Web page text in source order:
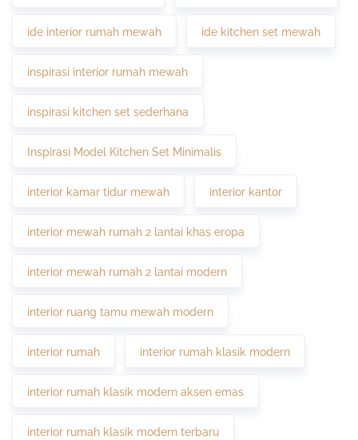
ide interior rumah mewah ide kitchen set mewah
inspirasi interior rumah mewah
inspirasi kitchen set sederhana
Inspirasi Model Kitchen Set Minimalis
interior kamar tidur mewah interior kantor
interior mewah rumah 2 lantai khas eropa
interior mewah rumah 2 lantai modern
interior ruang tamu mewah modern
interior rumah interior rumah klasik modern
interior rumah klasik modern aksen emas
interior rumah klasik modern terbaru